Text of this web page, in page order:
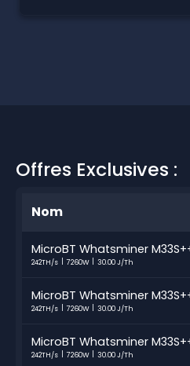
Offres Exclusives :
Nom
MicroBT Whatsminer
242TH/s 7260W 30.00 J/Th
MicroBT Whatsminer
242TH/s 7260W 30.00 J/Th
MicroBT Whatsminer
242TH/s 7260W 30.00 J/Th